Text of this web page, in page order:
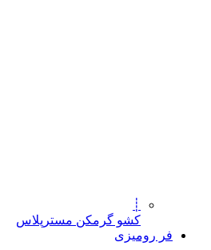
┊
کشو گرمکن مسترپلاس
فر رومیزی